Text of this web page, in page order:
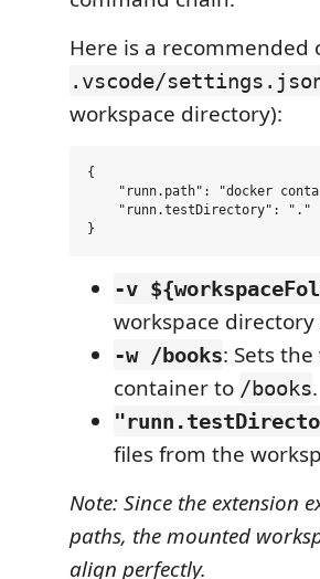
Here is a
.vscode/
workspace directory):
{
"runn.path": "docker
    "runn.testDirectory": "."
-v
workspace directory
-w /books: Sets
container to /books.
files from the
Note: Since the extension
paths, the mounted
align perfectly.